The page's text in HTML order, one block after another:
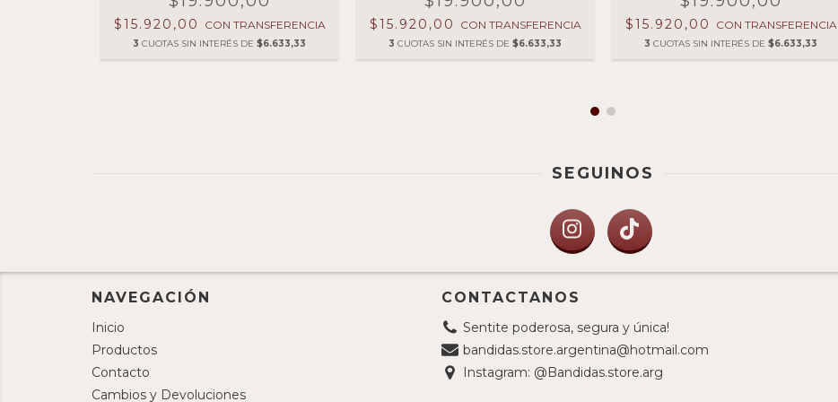
$15.920,00 CON TRANSFERENCIA
3 CUOTAS SIN INTERÉS DE $6.633,33
$15.920,00 CON TRANSFERENCIA
3 CUOTAS SIN INTERÉS DE $6.633,33
$15.920,00 CON TRANSFERENCIA
3 CUOTAS SIN INTERÉS DE $6.633,33
SEGUINOS
NAVEGACIÓN
Inicio
Productos
Contacto
Cambios y Devoluciones
CONTACTANOS
Sentite poderosa, segura y única!
bandidas.store.argentina@hotmail.com
Instagram: @Bandidas.store.arg